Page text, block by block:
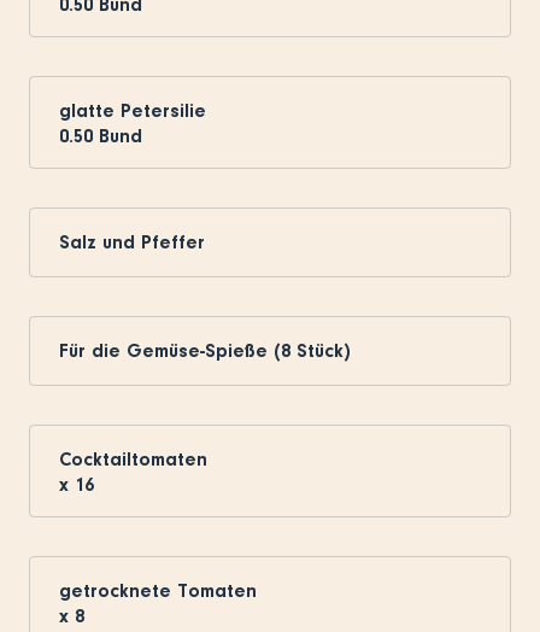
0.50 Bund
glatte Petersilie
0.50 Bund
Salz und Pfeffer
Für die Gemüse-Spieße (8 Stück)
Cocktailtomaten
x 16
getrocknete Tomaten
x 8